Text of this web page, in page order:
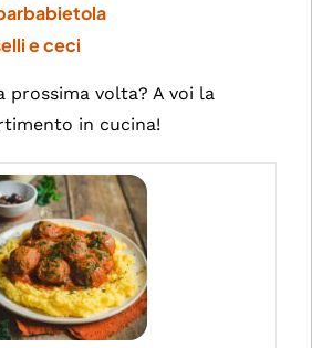
e ceci
prossima volta? A voi la
in cucina!